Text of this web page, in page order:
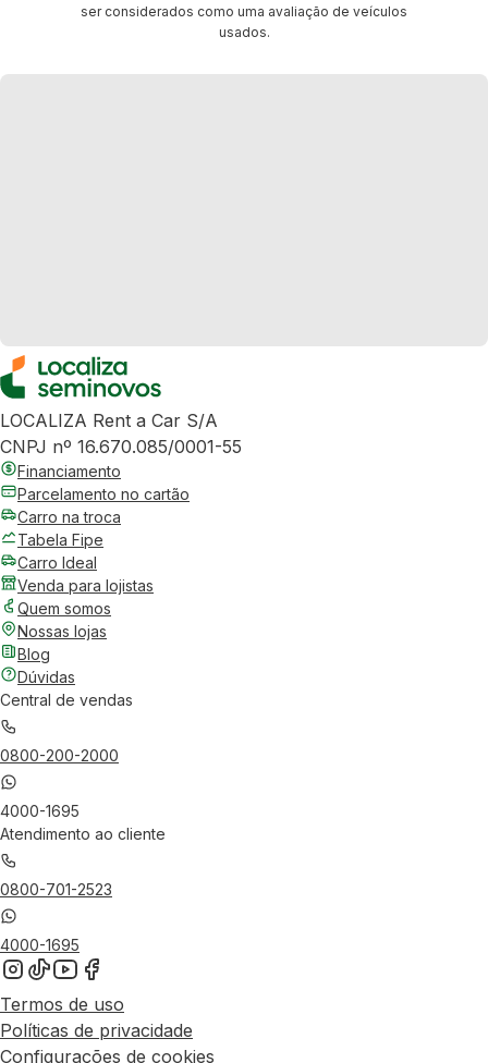
ser considerados como uma avaliação de veículos
usados.
LOCALIZA Rent a Car S/A
CNPJ nº 16.670.085/0001-55
Financiamento
Parcelamento no cartão
Carro na troca
Tabela Fipe
Carro Ideal
Venda para lojistas
Quem somos
Nossas lojas
Blog
Dúvidas
Central de vendas
0800-200-2000
4000-1695
Atendimento ao cliente
0800-701-2523
4000-1695
Termos de uso
Políticas de privacidade
Configurações de cookies